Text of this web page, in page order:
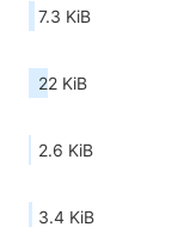
7.3 KiB
22 KiB
2.6 KiB
3.4 KiB